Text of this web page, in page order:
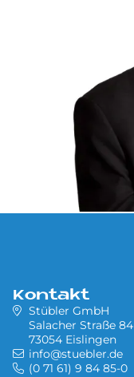
Kontakt
Stübler GmbH
Salacher Straße 84
73054 Eislingen
info@stuebler.de
(0 71 61) 9 84 85-0